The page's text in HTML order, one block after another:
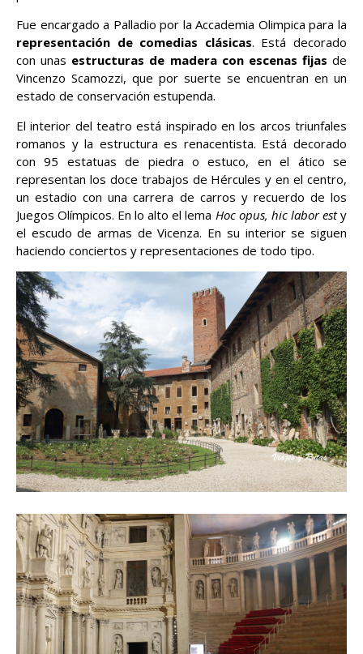
Fue encargado a Palladio por la Accademia Olimpica para la
representación de comedias clásicas. Está decorado
con unas estructuras de madera con escenas fijas de
Vincenzo Scamozzi, que por suerte se encuentran en un
estado de conservación estupenda.
El interior del teatro está inspirado en los arcos triunfales
romanos y la estructura es renacentista. Está decorado
con 95 estatuas de piedra o estuco, en el ático se
representan los doce trabajos de Hércules y en el centro,
un estadio con una carrera de carros y recuerdo de los
Juegos Olímpicos. En lo alto el lema Hoc opus, hic labor esty
el escudo de armas de Vicenza. En su interior se siguen
haciendo conciertos y representaciones de todo tipo.